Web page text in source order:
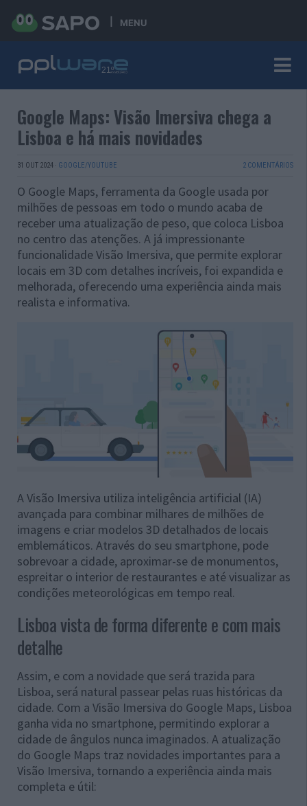
MENU
Google Maps: Visão Imersiva chega a
Lisboa e há mais novidades
31 OUT 2024 · GOOGLE/YOUTUBE 2 COMENTÁRIOS
O Google Maps, ferramenta da Google usada por
milhões de pessoas em todo o mundo acaba de
receber uma atualização de peso, que coloca Lisboa
no centro das atenções. A já impressionante
funcionalidade Visão Imersiva, que permite explorar
locais em 3D com detalhes incríveis, foi expandida e
melhorada, oferecendo uma experiência ainda mais
realista e informativa.
A Visão Imersiva utiliza inteligência artificial (IA)
avançada para combinar milhares de milhões de
imagens e criar modelos 3D detalhados de locais
emblemáticos. Através do seu smartphone, pode
sobrevoar a cidade, aproximar-se de monumentos,
espreitar o interior de restaurantes e até visualizar as
condições meteorológicas em tempo real.
Lisboa vista de forma diferente e com mais
detalhe
Assim, e com a novidade que será trazida para
Lisboa, será natural passear pelas ruas históricas da
cidade. Com a Visão Imersiva do Google Maps, Lisboa
ganha vida no smartphone, permitindo explorar a
cidade de ângulos nunca imaginados. A atualização
do Google Maps traz novidades importantes para a
Visão Imersiva, tornando a experiência ainda mais
completa e útil: